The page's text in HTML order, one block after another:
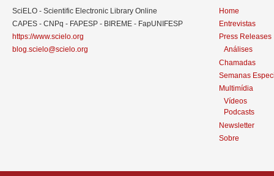
SciELO - Scientific Electronic Library Online
CAPES - CNPq - FAPESP - BIREME - FapUNIFESP
https://www.scielo.org
blog.scielo@scielo.org
Home
Entrevistas
Press Releases
Análises
Chamadas
Semanas
Multimídia
Vídeos
Podcasts
Newsletter
Sobre